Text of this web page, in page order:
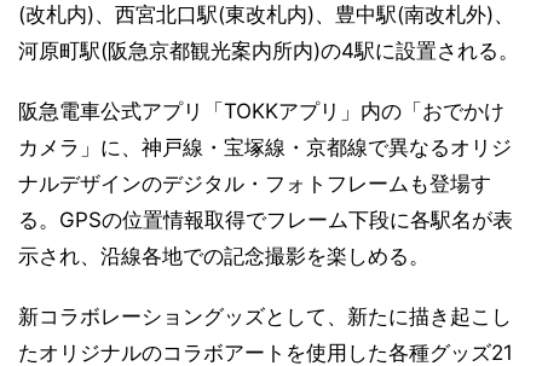
(改札内)、西宮北口駅(東改札内)、豊中駅(南改札外)、
河原町駅(阪急京都観光案内所内)の4駅に設置される。
阪急電車公式アプリ「TOKKアプリ」内の「おでかけ
カメラ」に、神戸線・宝塚線・京都線で異なるオリジ
ナルデザインのデジタル・フォトフレームも登場す
る。GPSの位置情報取得でフレーム下段に各駅名が表
示され、沿線各地での記念撮影を楽しめる。
新コラボレーショングッズとして、新たに描き起こし
たオリジナルのコラボアートを使用した各種グッズ21